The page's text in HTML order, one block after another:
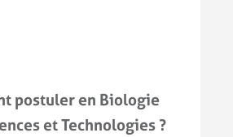
postuler en Biologie
et Technologies ?